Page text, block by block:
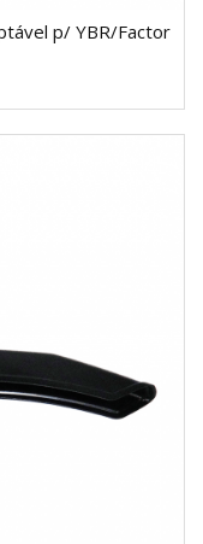
p/ YBR/Factor